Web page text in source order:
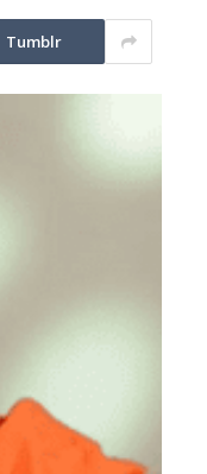
Tumblr